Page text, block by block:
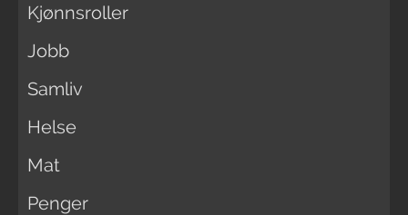
Kjønnsroller
Jobb
Samliv
Helse
Mat
Penger